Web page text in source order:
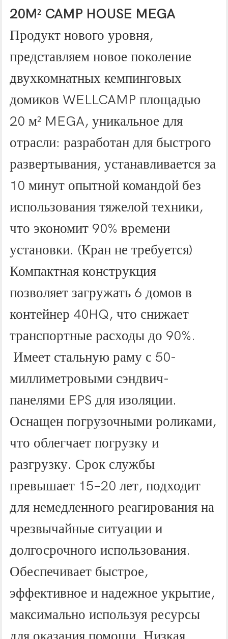
20M² CAMP HOUSE MEGA
Продукт нового уровня,
представляем новое поколение
двухкомнатных кемпинговых
домиков WELLCAMP площадью
20 м² MEGA, уникальное для
отрасли: разработан для быстрого
развертывания, устанавливается за
10 минут опытной командой без
использования тяжелой техники,
что экономит 90% времени
установки. (Кран не требуется)
Компактная конструкция
позволяет загружать 6 домов в
контейнер 40HQ, что снижает
транспортные расходы до 90%.
Имеет стальную раму с 50-
миллиметровыми сэндвич-
панелями EPS для изоляции.
Оснащен погрузочными роликами,
что облегчает погрузку и
разгрузку. Срок службы
превышает 15–20 лет, подходит
для немедленного реагирования на
чрезвычайные ситуации и
долгосрочного использования.
Обеспечивает быстрое,
эффективное и надежное укрытие,
максимально используя ресурсы